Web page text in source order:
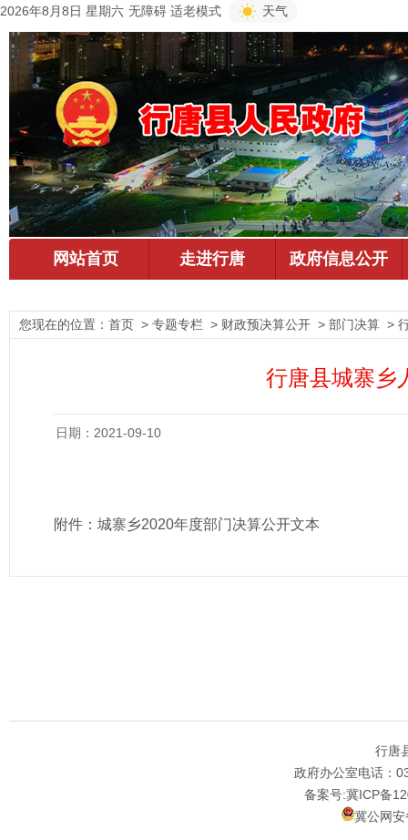
2026年8月8日 星期六 无障碍 适老模式 天气
您现在的位置： 首页 > 专题专栏 > 财政预决算公开 > 部门决算 >
行唐县城寨乡
日期：2021-09-10
附件： 城寨乡2020年度部门决算公开文本